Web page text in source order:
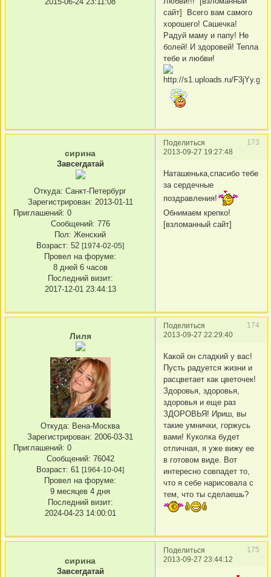
сайт] Всего вам самого
хорошего! Сашечка!
Радуй маму и папу! Не
болей! И здоровей! Тепла
тебе и любви!
Поделиться
173
2013-09-27 19:27:48
сирина
Завсегдатай
Откуда: Санкт-Петербург
Зарегистрирован: 2013-01-11
Приглашений: 0
Сообщений: 776
Пол: Женский
Возраст: 52 [1974-02-05]
Провел на форуме:
8 дней 6 часов
Последний визит:
2017-12-01 23:44:13
Наташенька,спасибо тебе
за сердечные
поздравления!
Обнимаем крепко!
[взломанный сайт]
Поделиться
174
2013-09-27 22:29:40
Лиля
Откуда: Вена-Москва
Зарегистрирован: 2006-03-31
Приглашений: 0
Сообщений: 76042
Возраст: 61 [1964-10-04]
Провел на форуме:
9 месяцев 4 дня
Последний визит:
2024-04-23 14:00:01
Какой он сладкий у вас!
Пусть радуется жизни и
расцветает как цветочек!
Здоровья, здоровья,
здоровья и еще раз
ЗДОРОВЬЯ! Ириш, вы
такие умнички, горжусь
вами! Куколка будет
отличная, я уже вижу ее
в готовом виде. Вот
интересно совпадет то,
что я себе нарисовала с
тем, что ты сделаешь?
Поделиться
175
2013-09-27 23:44:12
сирина
Завсегдатай